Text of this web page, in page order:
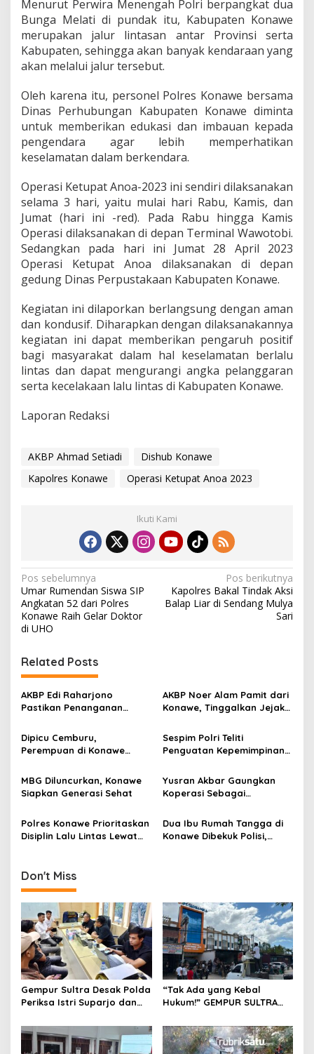
Menurut Perwira Menengah Polri berpangkat dua
Bunga Melati di pundak itu, Kabupaten Konawe
merupakan jalur lintasan antar Provinsi serta
Kabupaten, sehingga akan banyak kendaraan yang
akan melalui jalur tersebut.
Oleh karena itu, personel Polres Konawe bersama
Dinas Perhubungan Kabupaten Konawe diminta
untuk memberikan edukasi dan imbauan kepada
pengendara agar lebih memperhatikan
keselamatan dalam berkendara.
Operasi Ketupat Anoa-2023 ini sendiri dilaksanakan
selama 3 hari, yaitu mulai hari Rabu, Kamis, dan
Jumat (hari ini -red). Pada Rabu hingga Kamis
Operasi dilaksanakan di depan Terminal Wawotobi.
Sedangkan pada hari ini Jumat 28 April 2023
Operasi Ketupat Anoa dilaksanakan di depan
gedung Dinas Perpustakaan Kabupaten Konawe.
Kegiatan ini dilaporkan berlangsung dengan aman
dan kondusif. Diharapkan dengan dilaksanakannya
kegiatan ini dapat memberikan pengaruh positif
bagi masyarakat dalam hal keselamatan berlalu
lintas dan dapat mengurangi angka pelanggaran
serta kecelakaan lalu lintas di Kabupaten Konawe.
Laporan Redaksi
AKBP Ahmad Setiadi
Dishub Konawe
Kapolres Konawe
Operasi Ketupat Anoa 2023
Ikuti Kami
N
a
v
i
g
a
s
i
p
o
s
Pos sebelumnya
Umar Rumendan Siswa SIP
Angkatan 52 dari Polres
Konawe Raih Gelar Doktor
di UHO
Pos berikutnya
Kapolres Bakal Tindak Aksi
Balap Liar di Sendang Mulya
Sari
Related Posts
AKBP Edi Raharjono
Pastikan Penanganan
Tetap Berjalan
AKBP Noer Alam Pamit dari
Konawe, Tinggalkan Jejak
Mendalam di Hati
Masyarakat
Dipicu Cemburu,
Perempuan di Konawe
Setelah Diserang Badik
Sespim Polri Teliti
Penguatan Kepemimpinan
Indonesia Emas 2045
MBG Diluncurkan, Konawe
Siapkan Generasi Sehat
Yusran Akbar Gaungkan
Koperasi Sebagai
Polres Konawe Prioritaskan
Disiplin Lalu Lintas Lewat
Dua Ibu Rumah Tangga di
Konawe Dibekuk Polisi,
Don't Miss
Gempur Sultra Desak Polda
Periksa Istri Suparjo dan
Kasus Tambang Ilegal
“Tak Ada yang Kebal
Hukum!” GEMPUR SULTRA
Tanawali dan PT
Tadisangka, Siap Kuasai